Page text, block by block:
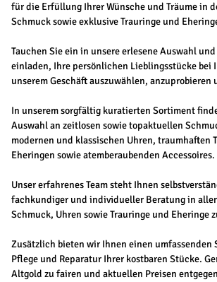
für die Erfüllung Ihrer Wünsche und Träume in
Schmuck sowie exklusive Trauringe und
Tauchen Sie ein in unsere erlesene Auswahl
einladen, Ihre persönlichen Lieblingsstücke bei
unserem Geschäft auszuwählen, anzuprobieren
In unserem sorgfältig kuratierten Sortiment
Auswahl an zeitlosen sowie topaktuellen
modernen und klassischen Uhren, traumhaften
Eheringen sowie atemberaubenden Accessoires.
Unser erfahrenes Team steht Ihnen
fachkundiger und individueller Beratung in
Schmuck, Uhren sowie Trauringe und Eheringe
Zusätzlich bieten wir Ihnen einen umfassenden
Pflege und Reparatur Ihrer kostbaren Stücke.
Altgold zu fairen und aktuellen Preisen